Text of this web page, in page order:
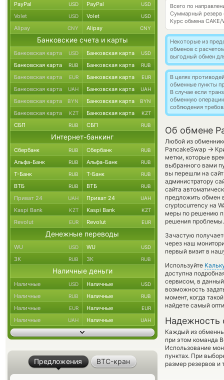
Всего по
Суммарный резерв
Курс обмена CAKE/
Некоторые из
обменов с
выгодный обмен
В целях
обменные пункты
В случае если
обменную
соблюдения
Об обмене
Любой из
PancakeSwap →
метки, которые
выбранного вами
вы перешли на
администратору
сайта
предложить обмен
cryptocurrency на
меры по решению
решения проблемы.
Зачастую
через наш
первый визит в
Используйте
доступна
сервисом, в
возможность
момент, когда
найдете самый
Надежность
Каждый из
при этом команда
Использование
пунктах. При
размер резервов и
PayPal USD PayPal USD
Volet USD Volet USD
Alipay CNY Alipay CNY
Банковские счета и карты
Банковская карта USD Банковская карта USD
Банковская карта RUB Банковская карта RUB
Банковская карта EUR Банковская карта EUR
Банковская карта UAH Банковская карта UAH
Банковская карта BYN Банковская карта BYN
Банковская карта KZT Банковская карта KZT
СБП RUB СБП RUB
Интернет-банкинг
Сбербанк RUB Сбербанк RUB
Альфа-Банк RUB Альфа-Банк RUB
Т-Банк RUB Т-Банк RUB
ВТБ RUB ВТБ RUB
Приват 24 UAH Приват 24 UAH
Kaspi Bank KZT Kaspi Bank KZT
Revolut EUR Revolut EUR
Денежные переводы
WU USD WU USD
ЗК RUB ЗК RUB
Наличные деньги
Наличные USD Наличные USD
Наличные RUB Наличные RUB
Наличные EUR Наличные EUR
Наличные UAH Наличные UAH
Предложения BTC-кран